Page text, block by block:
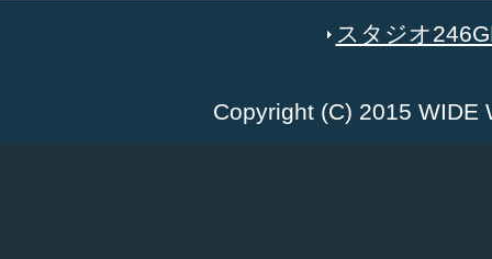
スタジオ
Copyright (C) 2015 WIDE